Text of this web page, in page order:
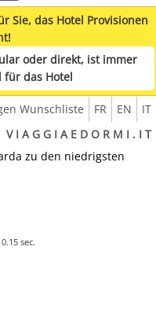
Sie, das Hotel Provisionen
oder direkt, ist immer
für das Hotel
IT
EN
FR
Wunschliste
V I A G G I A E D O R M I . I T
zu den niedrigsten
sec.